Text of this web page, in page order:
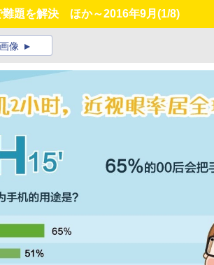
難題を解決 ほか～2016年9月 (1/8)
像